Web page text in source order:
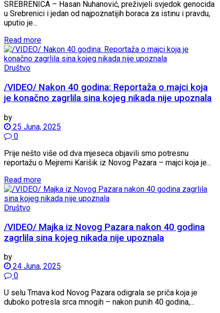
SREBRENICA – Hasan Nuhanović, preživjeli svjedok genocida
u Srebrenici i jedan od najpoznatijih boraca za istinu i pravdu,
uputio je...
Read more
Društvo
/VIDEO/ Nakon 40 godina: Reportaža o majci koja
je konačno zagrlila sina kojeg nikada nije upoznala
by
25 Juna, 2025
0
Prije nešto više od dva mjeseca objavili smo potresnu
reportažu o Mejremi Karišik iz Novog Pazara – majci koja je...
Read more
Društvo
/VIDEO/ Majka iz Novog Pazara nakon 40 godina
zagrlila sina kojeg nikada nije upoznala
by
24 Juna, 2025
0
U selu Trnava kod Novog Pazara odigrala se priča koja je
duboko potresla srca mnogih – nakon punih 40 godina,...